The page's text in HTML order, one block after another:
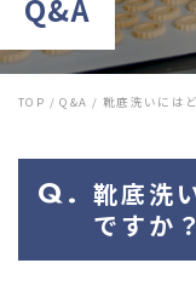
Q&A
TOP /Q&A / 靴底洗いには
靴底洗
ですか？